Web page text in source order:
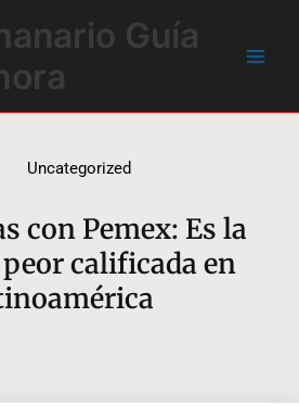
Guía
Uncategorized
con Pemex: Es la
calificada en